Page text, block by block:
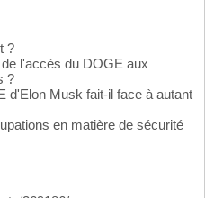
?
l'accès du DOGE aux
?
d'Elon Musk fait-il face à autant
en matière de sécurité